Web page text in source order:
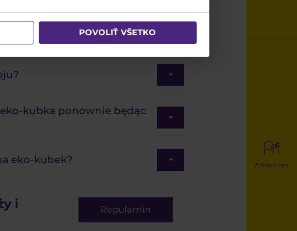
POVOLIŤ VŠETKO
Attractions
kubka ponownie będąc
eko-kubek?
i
Regulamin